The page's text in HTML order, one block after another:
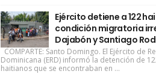
Ejército detiene a 122
condición migratoria
Dajabón y Santiago
COMPARTE: Santo Domingo. El Ejército de
Dominicana (ERD) informó la detención de
haitianos que se encontraban en ...